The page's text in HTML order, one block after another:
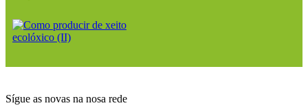
Sígue as novas na nosa rede